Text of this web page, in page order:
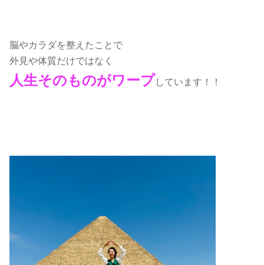
脳やカラダを整えたことで
外見や体質だけではなく
人生そのものがワープしています！！